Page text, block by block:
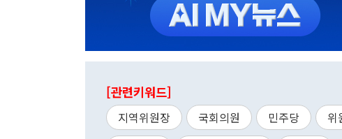
[관련키워드]
지역위원장 국회의원 민주당 위